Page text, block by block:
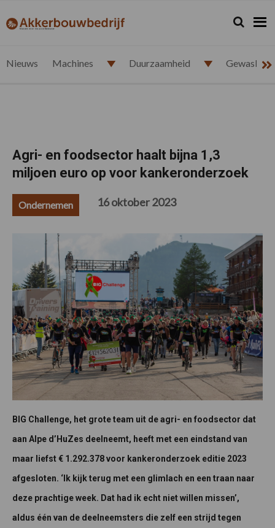
de
de
de
de
akkerbouwbedrijf.nl Zoeken...
Zoek
Nieuws Machines Duurzaamheid
Agri- en foodsector haalt bijna 1,3
miljoen euro op voor kankeronderzoek
Ondernemen 16 oktober 2023
BIG Challenge, het grote team uit de agri- en foodsector dat
aan Alpe d’HuZes deelneemt, heeft met een eindstand van
maar liefst € 1.292.378 voor kankeronderzoek editie 2023
afgesloten. ‘Ik kijk terug met een glimlach en een traan naar
deze prachtige week. Dat had ik echt niet willen missen’,
aldus één van de deelneemsters die zelf een strijd tegen